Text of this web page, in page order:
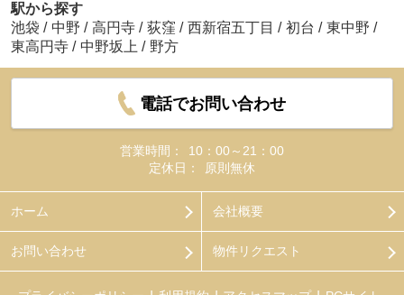
駅から探す
池袋 / 中野 / 高円寺 / 荻窪 / 西新宿五丁目 / 初台 / 東中野 /
東高円寺 / 中野坂上 / 野方
電話でお問い合わせ
営業時間：
10：00～21：00
定休日：
原則無休
ホーム 会社概要
お問い合わせ 物件リクエスト